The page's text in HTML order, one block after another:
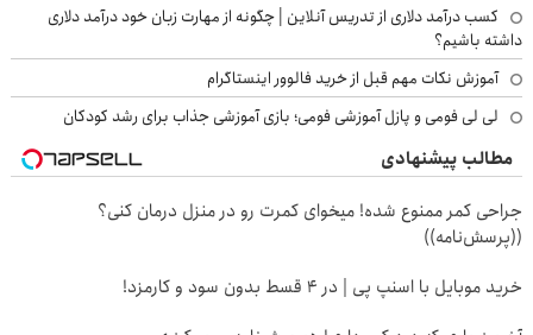
کسب درآمد دلاری از تدریس آنلاین | چگونه از مهارت زبان خود درآمد دلاری
داشته باشیم؟
آموزش نکات مهم قبل از خرید فالوور اینستاگرام
لی لی فومی و پازل آموزشی فومی؛ بازی آموزشی جذاب برای رشد کودکان
مطالب پیشنهادی
جراحی کمر ممنوع شده! میخوای کمرت رو در منزل درمان کنی؟
((پرسش‌نامه))
خرید موبایل با اسنپ پی | در ۴ قسط بدون سود و کارمزد!